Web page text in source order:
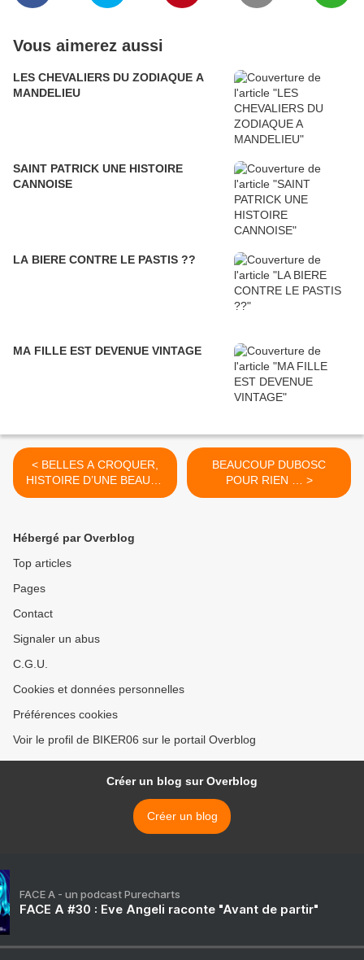
Vous aimerez aussi
LES CHEVALIERS DU ZODIAQUE A
MANDELIEU
SAINT PATRICK UNE HISTOIRE
CANNOISE
LA BIERE CONTRE LE PASTIS ??
MA FILLE EST DEVENUE VINTAGE
< BELLES A CROQUER,
HISTOIRE D’UNE BEAUTE
EPHEMERE
BEAUCOUP DUBOSC
POUR RIEN … >
Hébergé par Overblog
Top articles
Pages
Contact
Signaler un abus
C.G.U.
Cookies et données personnelles
Préférences cookies
Voir le profil de BIKER06 sur le portail Overblog
Créer un blog sur Overblog
Créer un blog
FACE A - un podcast Purecharts
FACE A #30 : Eve Angeli raconte "Avant de partir"